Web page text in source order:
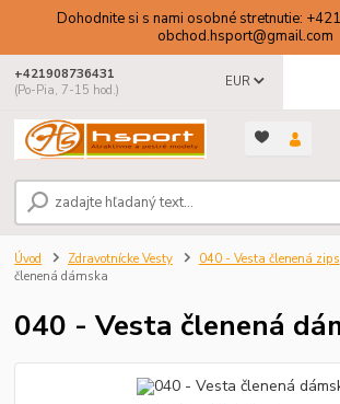
Dohodnite si s nami osobné stretnutie:
obchod.hsport@gmail.com
EUR
+421908736431
(Po-Pia, 7-15 hod.)
Úvod Zdravotnícke Vesty 040 - Vesta členená zips
členená dámska
040 - Vesta členená